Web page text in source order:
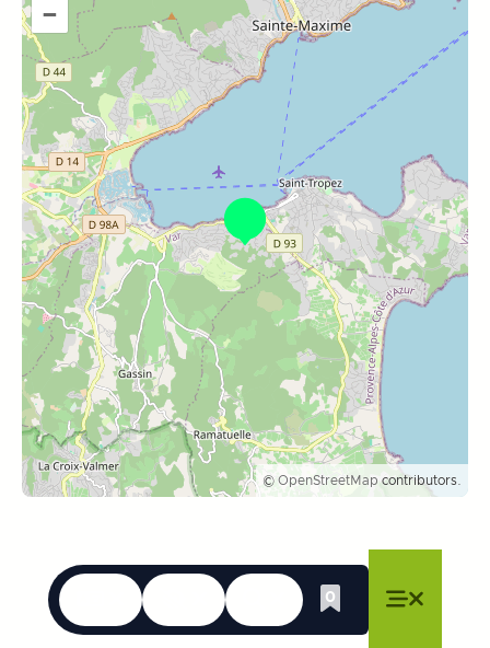
–
© OpenStreetMapcontributors.
Langues
Fermer le menu
Accessibilité
Fermer le menu
Recherche
Fermer le menu
0
Liste de